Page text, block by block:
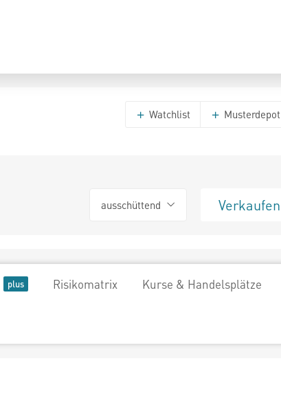
Watchlist Musterdepot
ausschüttend Verkaufen
Risikomatrix Kurse & Handelsplätze